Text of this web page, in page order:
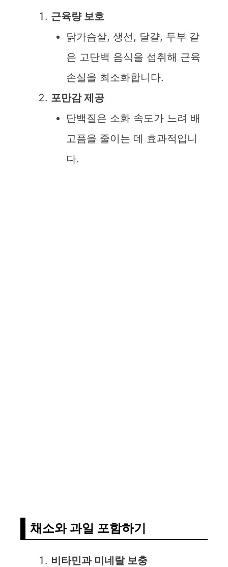
근육량 보호
닭가슴살, 생선, 달걀, 두부 같
은 고단백 음식을 섭취해 근육
손실을 최소화합니다.
포만감 제공
단백질은 소화 속도가 느려 배
고픔을 줄이는 데 효과적입니
다.
채소와 과일 포함하기
비타민과 미네랄 보충